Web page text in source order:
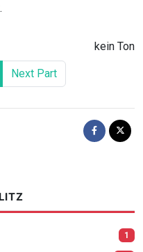
kein Ton
Next Part
1